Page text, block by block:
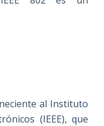
al Instituto
(IEEE), que